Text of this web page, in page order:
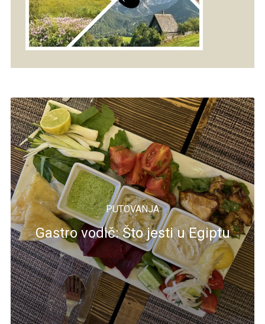
PUTOVANJA
Gastro vodič: Što jesti u Egiptu